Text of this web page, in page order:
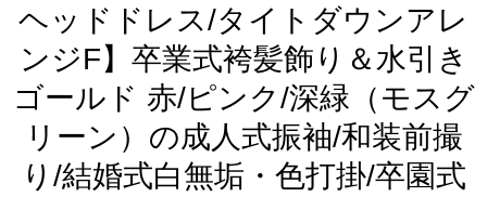
ヘッドドレス/タイトダウンアレ
ンジF】卒業式袴髪飾り＆水引き
ゴールド 赤/ピンク/深緑（モスグ
リーン）の成人式振袖/和装前撮
り/結婚式白無垢・色打掛/卒園式